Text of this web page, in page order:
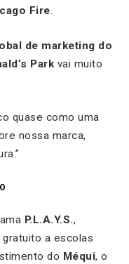
Fire.
de marketing do
Parkvai muito
quase como uma
nossa marca,
P.L.A.Y.S.,
a escolas
do Méqui, o